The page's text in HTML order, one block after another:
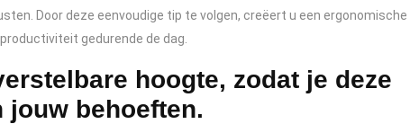
Door deze eenvoudige tip te volgen, creëert u een ergonomische
gedurende de dag.
hoogte, zodat je deze
jouw behoeften.